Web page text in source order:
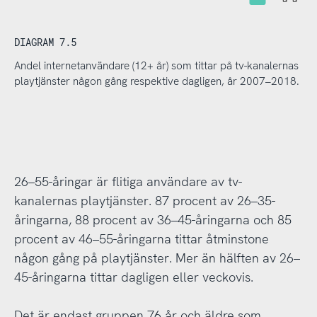
DIAGRAM 7.5
Andel internetanvändare (12+ år) som tittar på tv-kanalernas
playtjänster någon gång respektive dagligen, år 2007–2018.
26–55-åringar är flitiga användare av tv-
kanalernas playtjänster. 87 procent av 26–35-
åringarna, 88 procent av 36–45-åringarna och 85
procent av 46–55-åringarna tittar åtminstone
någon gång på playtjänster. Mer än hälften av 26–
45-åringarna tittar dagligen eller veckovis.